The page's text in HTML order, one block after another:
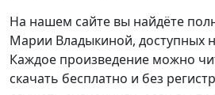
На нашем сайте вы найдёте
Марии Владыкиной, доступных
Каждое произведение можно
скачать бесплатно и без